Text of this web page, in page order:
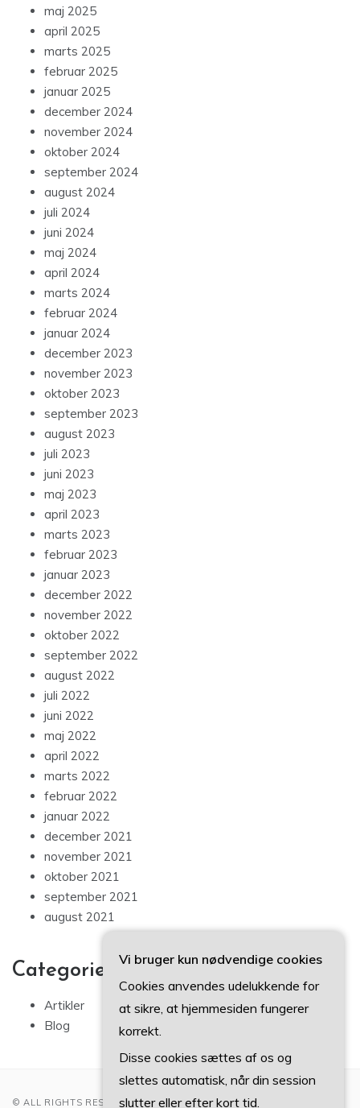
maj 2025
april 2025
marts 2025
februar 2025
januar 2025
december 2024
november 2024
oktober 2024
september 2024
august 2024
juli 2024
juni 2024
maj 2024
april 2024
marts 2024
februar 2024
januar 2024
december 2023
november 2023
oktober 2023
september 2023
august 2023
juli 2023
juni 2023
maj 2023
april 2023
marts 2023
februar 2023
januar 2023
december 2022
november 2022
oktober 2022
september 2022
august 2022
juli 2022
juni 2022
maj 2022
april 2022
marts 2022
februar 2022
januar 2022
december 2021
november 2021
oktober 2021
september 2021
august 2021
Categories
Artikler
Blog
© ALL RIGHTS RESERVED 2022
Vi bruger kun nødvendige cookies
Cookies anvendes udelukkende for
at sikre, at hjemmesiden fungerer
korrekt.
Disse cookies sættes af os og
slettes automatisk, når din session
slutter eller efter kort tid.